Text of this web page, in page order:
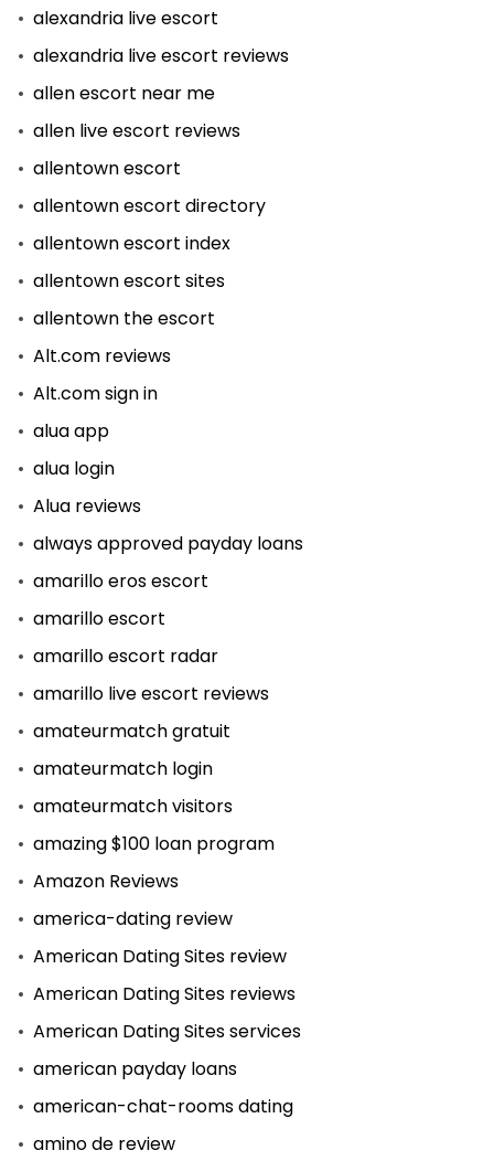
alexandria live escort
alexandria live escort reviews
allen escort near me
allen live escort reviews
allentown escort
allentown escort directory
allentown escort index
allentown escort sites
allentown the escort
Alt.com reviews
Alt.com sign in
alua app
alua login
Alua reviews
always approved payday loans
amarillo eros escort
amarillo escort
amarillo escort radar
amarillo live escort reviews
amateurmatch gratuit
amateurmatch login
amateurmatch visitors
amazing $100 loan program
Amazon Reviews
america-dating review
American Dating Sites review
American Dating Sites reviews
American Dating Sites services
american payday loans
american-chat-rooms dating
amino de review